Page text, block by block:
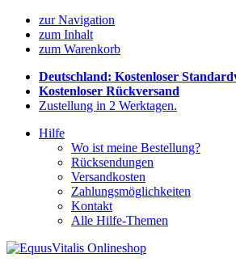
zur Navigation
zum Inhalt
zum Warenkorb
Deutschland: Kostenloser
Kostenloser Rückversand
Zustellung in 2 Werktagen.
Hilfe
Wo ist meine Bestellung?
Rücksendungen
Versandkosten
Zahlungsmöglichkeiten
Kontakt
Alle Hilfe-Themen